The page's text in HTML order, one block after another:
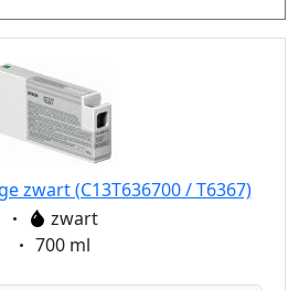
zwart (C13T636700 / T6367)
Eigenschaft:
zwart
Eigenschaft:
700 ml